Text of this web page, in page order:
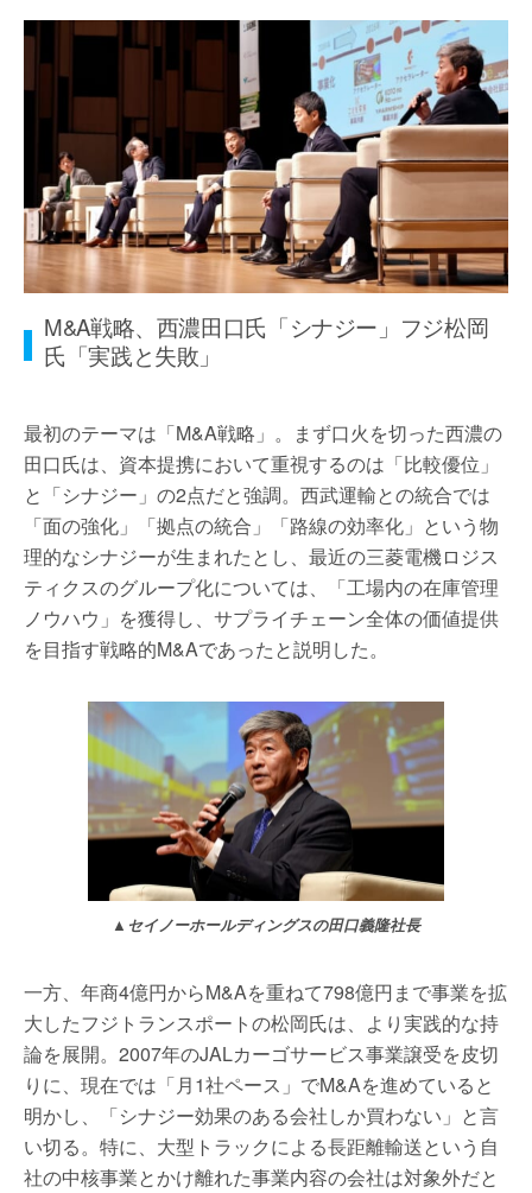
M&A戦略、西濃田口氏「シナジー」フジ松岡
氏「実践と失敗」
最初のテーマは「M&A戦略」。まず口火を切った西濃の
田口氏は、資本提携において重視するのは「比較優位」
と「シナジー」の2点だと強調。西武運輸との統合では
「面の強化」「拠点の統合」「路線の効率化」という物
理的なシナジーが生まれたとし、最近の三菱電機ロジス
ティクスのグループ化については、「工場内の在庫管理
ノウハウ」を獲得し、サプライチェーン全体の価値提供
を目指す戦略的M&Aであったと説明した。
▲セイノーホールディングスの田口義隆社長
一方、年商4億円からM&Aを重ねて798億円まで事業を拡
大したフジトランスポートの松岡氏は、より実践的な持
論を展開。2007年のJALカーゴサービス事業譲受を皮切
りに、現在では「月1社ペース」でM&Aを進めていると
明かし、「シナジー効果のある会社しか買わない」と言
い切る。特に、大型トラックによる長距離輸送という自
社の中核事業とかけ離れた事業内容の会社は対象外だと